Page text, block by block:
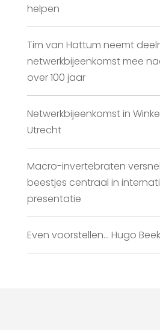
helpen
Tim van Hattum neemt
netwerkbijeenkomst mee
over 100 jaar
Netwerkbijeenkomst in
Utrecht
Macro-invertebraten
beestjes centraal in
presentatie
Even voorstellen… Hugo